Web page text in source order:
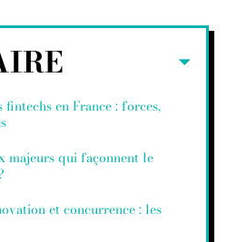
fintechs en France : forces,
majeurs qui façonnent le
et concurrence : les